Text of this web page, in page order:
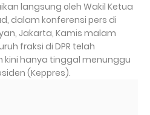
langsung oleh Wakil Ketua
dalam konferensi pers di
Jakarta, Kamis malam
fraksi di DPR telah
kini hanya tinggal menunggu
(Keppres).